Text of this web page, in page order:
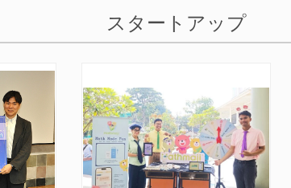
スタートアップ